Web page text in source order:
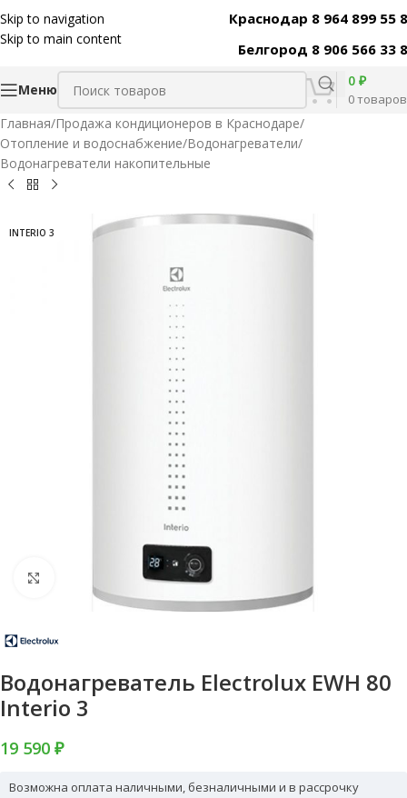
Skip to navigation
Skip to main content
Краснодар 8 964 899 55
Белгород 8 906 566 33
Меню
0товаров
0 ₽
Главная/Продажа кондиционеров в Краснодаре/
Отопление и водоснабжение/Водонагреватели/
Водонагреватели накопительные
Код товара:30390
INTERIO 3
Нажмите, чтобы увеличить
Водонагреватель Electrolux EWH 80
Interio 3
19 590 ₽
Возможна оплата наличными, безналичными и в рассрочку